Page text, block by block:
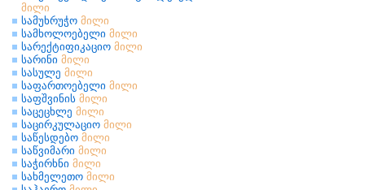
მილი
სამუხრუჭო მილი
სამხოლოებელი მილი
სარექტიფიკაციო მილი
სარინი მილი
სასულე მილი
საფართოებელი მილი
საფშვინის მილი
საცეცხლე მილი
საცირკულაციო მილი
საწესდებო მილი
საწვიმარი მილი
საჭირხნი მილი
სახმელეთო მილი